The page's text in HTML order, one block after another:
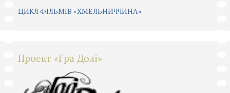
ЦИКЛ ФІЛЬМІВ «ХМЕЛЬНИЧЧИНА»
Проект «Гра Долі»